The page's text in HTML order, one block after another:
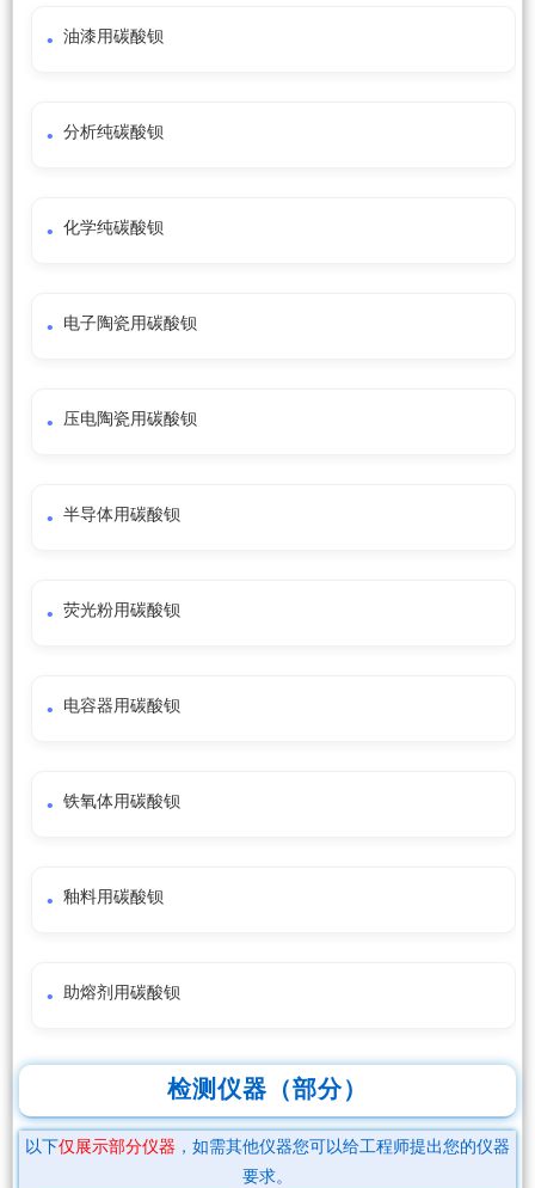
油漆用碳酸钡
分析纯碳酸钡
化学纯碳酸钡
电子陶瓷用碳酸钡
压电陶瓷用碳酸钡
半导体用碳酸钡
荧光粉用碳酸钡
电容器用碳酸钡
铁氧体用碳酸钡
釉料用碳酸钡
助熔剂用碳酸钡
检测仪器（部分）
以下仅展示部分仪器 ，如需其他仪器您可以给工程师提出您的仪器
要求。